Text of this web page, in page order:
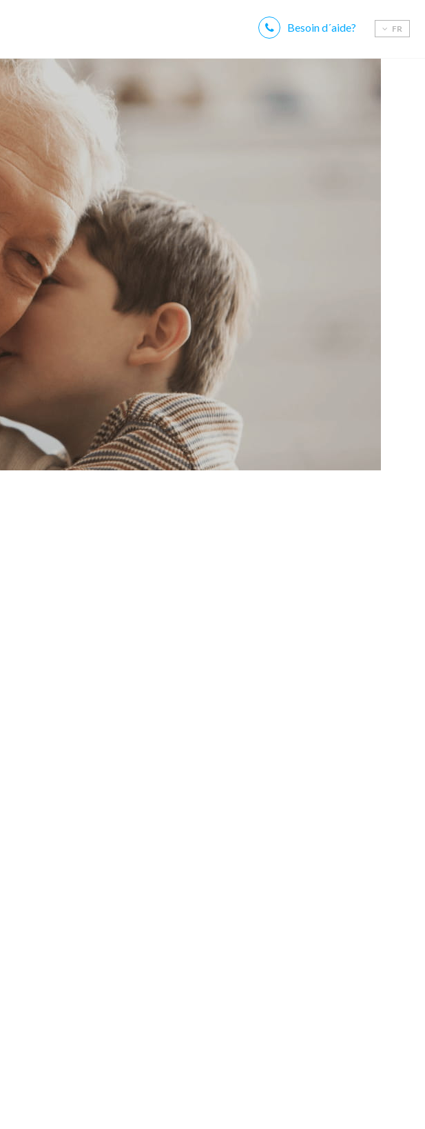
FR
Besoin d´aide?